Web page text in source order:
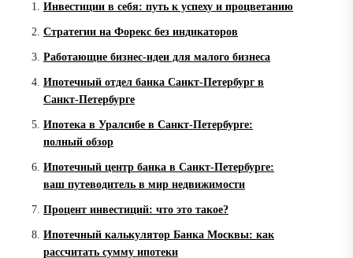
Инвестиции в себя: путь к успеху и процветанию
Стратегии на Форекс без индикаторов
Работающие бизнес-идеи для малого бизнеса
Ипотечный отдел банка Санкт-Петербург в
Санкт-Петербурге
Ипотека в Уралсибе в Санкт-Петербурге:
полный обзор
Ипотечный центр банка в Санкт-Петербурге:
ваш путеводитель в мир недвижимости
Процент инвестиций: что это такое?
Ипотечный калькулятор Банка Москвы: как
рассчитать сумму ипотеки